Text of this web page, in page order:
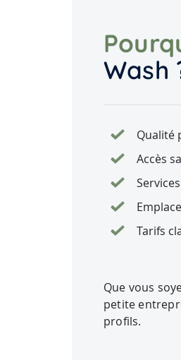
Wash
Qualité
Accès
Tarifs
Que vous
petite
profils.